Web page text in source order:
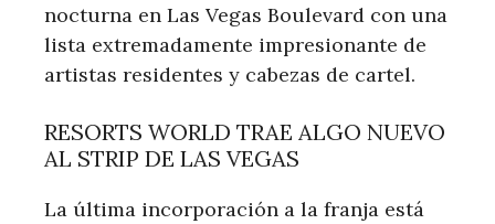
nocturna en Las Vegas Boulevard con una
lista extremadamente impresionante de
artistas residentes y cabezas de cartel.
RESORTS WORLD TRAE ALGO NUEVO
AL STRIP DE LAS VEGAS
La última incorporación a la franja está